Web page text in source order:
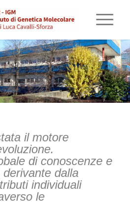
il motore
di conoscenze e
dalla
individuali
le